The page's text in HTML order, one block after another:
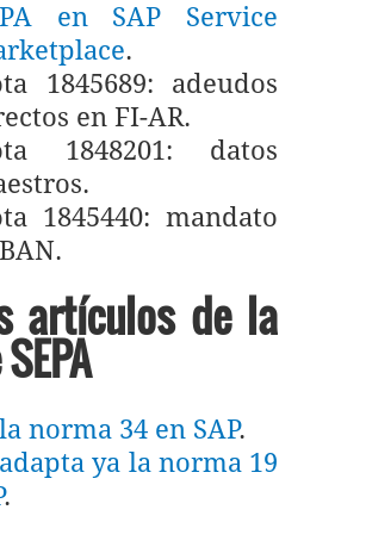
en SAP Service
.
1845689: adeudos
en FI-AR.
1848201: datos
1845440: mandato
artículos de la
norma 34 en SAP.
adapta ya la norma 19
.